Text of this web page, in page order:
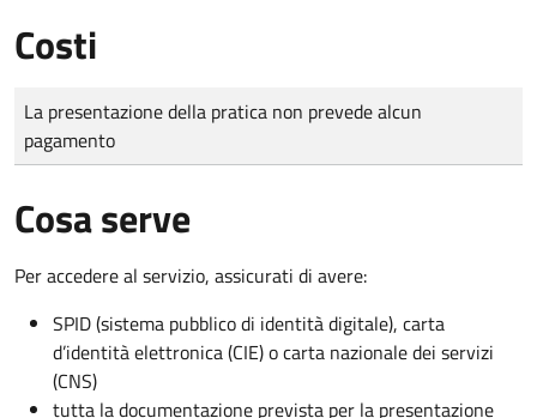
Costi
Tipo di pagamento
Importo
La presentazione della pratica non prevede alcun
pagamento
Cosa serve
Per accedere al servizio, assicurati di avere:
SPID (sistema pubblico di identità digitale), carta
d’identità elettronica (CIE) o carta nazionale dei servizi
(CNS)
tutta la documentazione prevista per la presentazione